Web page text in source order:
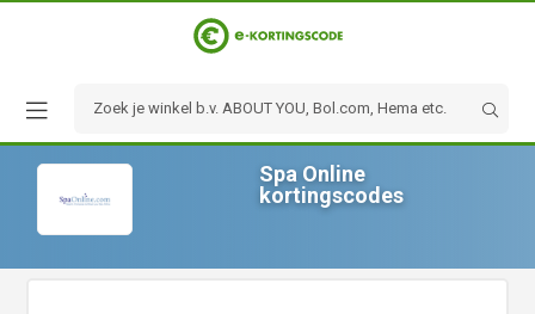
Spa Online
kortingscodes